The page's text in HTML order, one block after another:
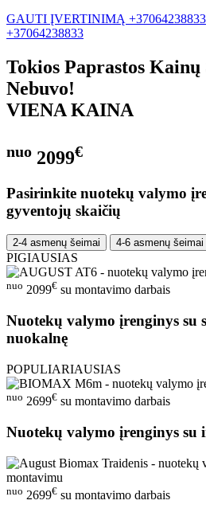
GAUTI ĮVERTINIMĄ +37064238833
+37064238833
Tokios Paprastos
Nebuvo!
VIENA KAINA
nuo 2099€
Pasirinkite nuotekų valymo
gyventojų skaičių
2-4 asmenų šeimai 4-6 asmenų šeimai
PIGIAUSIAS
nuo 2099€ su montavimo darbais
Nuotekų valymo įrenginys su
nuokalnę
POPULIARIAUSIAS
nuo 2699€ su montavimo darbais
Nuotekų valymo įrenginys
nuo 2699€ su montavimo darbais